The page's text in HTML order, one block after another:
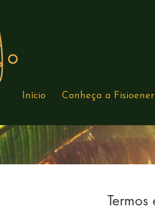
Início Conheça a